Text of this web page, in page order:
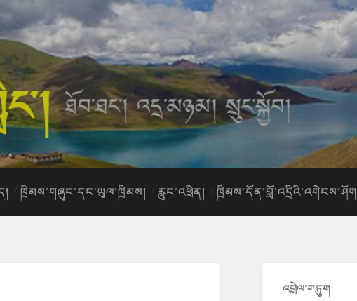
ཁྲིམས་གཞུང་དང་ཡུལ་ཁྲིམས། རླུང་འཕྲིན། ཁྲིམས་དོན་བློ་འདྲིའི་འགེངས་ཤོག
འབྲེལ་གཏུག